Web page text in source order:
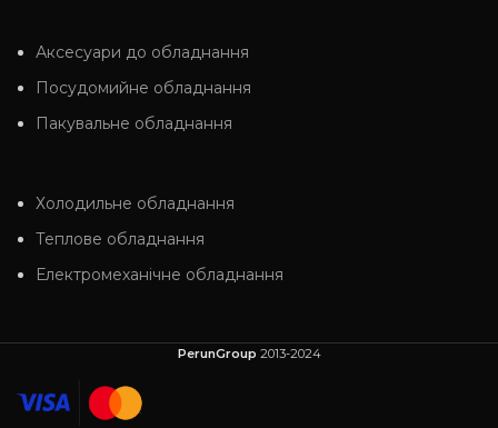
Аксесуари до обладнання
Посудомийне обладнання
Пакувальне обладнання
Холодильне обладнання
Теплове обладнання
Електромеханічне обладнання
PerunGroup 2013-2024